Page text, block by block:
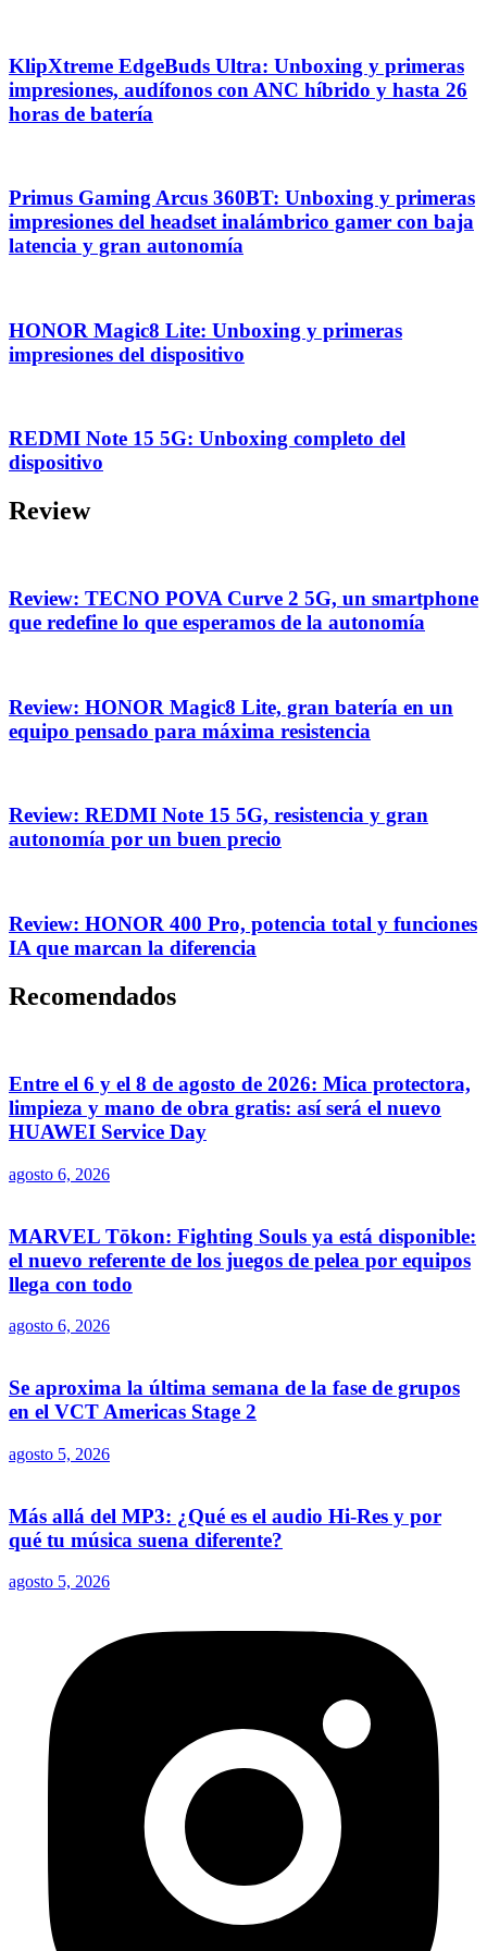
KlipXtreme EdgeBuds Ultra: Unboxing y primeras
impresiones, audífonos con ANC híbrido y hasta 26
horas de batería
Primus Gaming Arcus 360BT: Unboxing y primeras
impresiones del headset inalámbrico gamer con baja
latencia y gran autonomía
HONOR Magic8 Lite: Unboxing y primeras
impresiones del dispositivo
REDMI Note 15 5G: Unboxing completo del
dispositivo
Review
Review: TECNO POVA Curve 2 5G, un smartphone
que redefine lo que esperamos de la autonomía
Review: HONOR Magic8 Lite, gran batería en un
equipo pensado para máxima resistencia
Review: REDMI Note 15 5G, resistencia y gran
autonomía por un buen precio
Review: HONOR 400 Pro, potencia total y funciones
IA que marcan la diferencia
Recomendados
Entre el 6 y el 8 de agosto de 2026: Mica protectora,
limpieza y mano de obra gratis: así será el nuevo
HUAWEI Service Day
agosto 6, 2026
MARVEL Tōkon: Fighting Souls ya está disponible:
el nuevo referente de los juegos de pelea por equipos
llega con todo
agosto 6, 2026
Se aproxima la última semana de la fase de grupos
en el VCT Americas Stage 2
agosto 5, 2026
Más allá del MP3: ¿Qué es el audio Hi-Res y por
qué tu música suena diferente?
agosto 5, 2026